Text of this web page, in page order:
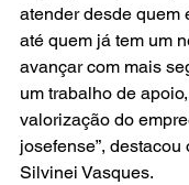
atender desde quem
até quem já tem um
avançar com mais
um trabalho de
valorização do
josefense”, destacou
Silvinei Vasques.